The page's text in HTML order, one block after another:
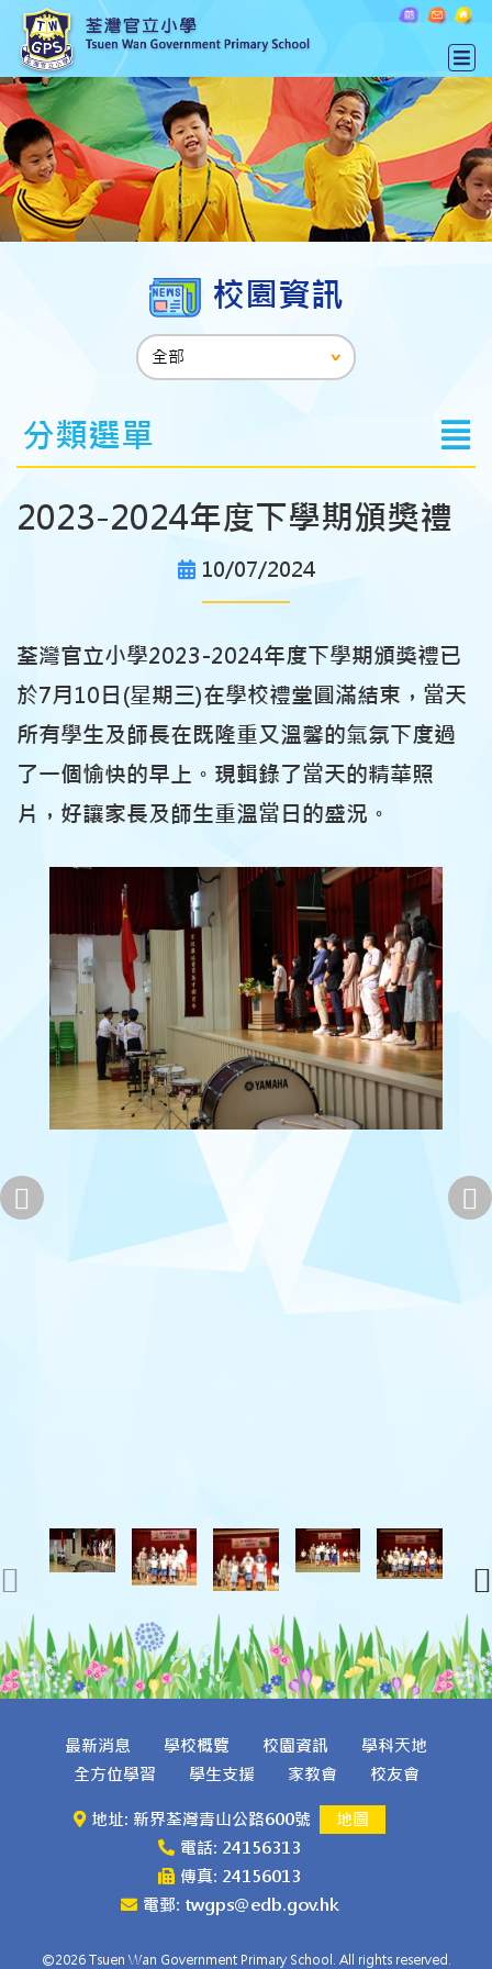
校園資訊
分類選單
2023-2024年度下學期頒獎禮
10/07/2024
荃灣官立小學2023-2024年度下學期頒獎禮已
於7月10日(星期三)在學校禮堂圓滿結束，當天
所有學生及師長在既隆重又溫馨的氣氛下度過
了一個愉快的早上。現輯錄了當天的精華照
片，好讓家長及師生重溫當日的盛況。
最新消息 學校概覽 校園資訊
學科天地
全方位學習
學生支援 家教會 校友會
地址: 新界荃灣青山公路600號
地圖
電話: 24156313
傳真: 24156013
電郵: twgps@edb.gov.hk
©2026 Tsuen Wan Government Primary School. All rights reserved.